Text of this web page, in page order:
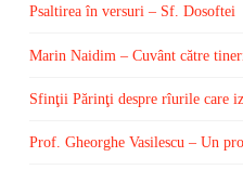
Psaltirea în versuri – Sf. Dosoftei
Marin Naidim – Cuvânt către
Sfinţii Părinţi despre rîurile care
Prof. Gheorghe Vasilescu – Un